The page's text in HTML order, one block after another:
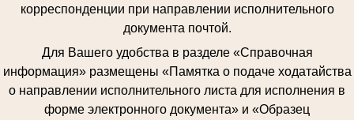
корреспонденции при направлении исполнительного
документа почтой.
Для Вашего удобства в разделе «Справочная
информация» размещены «Памятка о подаче ходатайства
о направлении исполнительного листа для исполнения в
форме электронного документа» и «Образец